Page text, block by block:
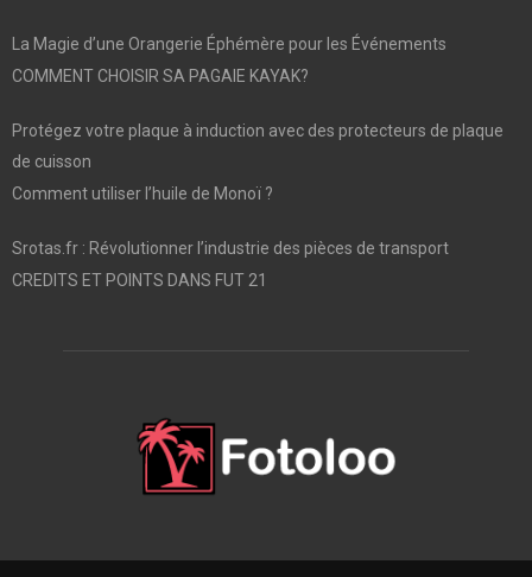
La Magie d’une Orangerie Éphémère pour les Événements
COMMENT CHOISIR SA PAGAIE KAYAK?
Protégez votre plaque à induction avec des protecteurs de plaque
de cuisson
Comment utiliser l’huile de Monoï ?
Srotas.fr : Révolutionner l’industrie des pièces de transport
CREDITS ET POINTS DANS FUT 21